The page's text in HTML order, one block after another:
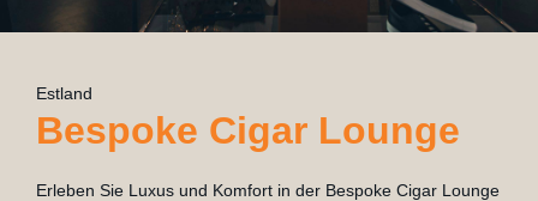
Estland
Bespoke Cigar Lounge
Erleben Sie Luxus und Komfort in der Bespoke Cigar Lounge